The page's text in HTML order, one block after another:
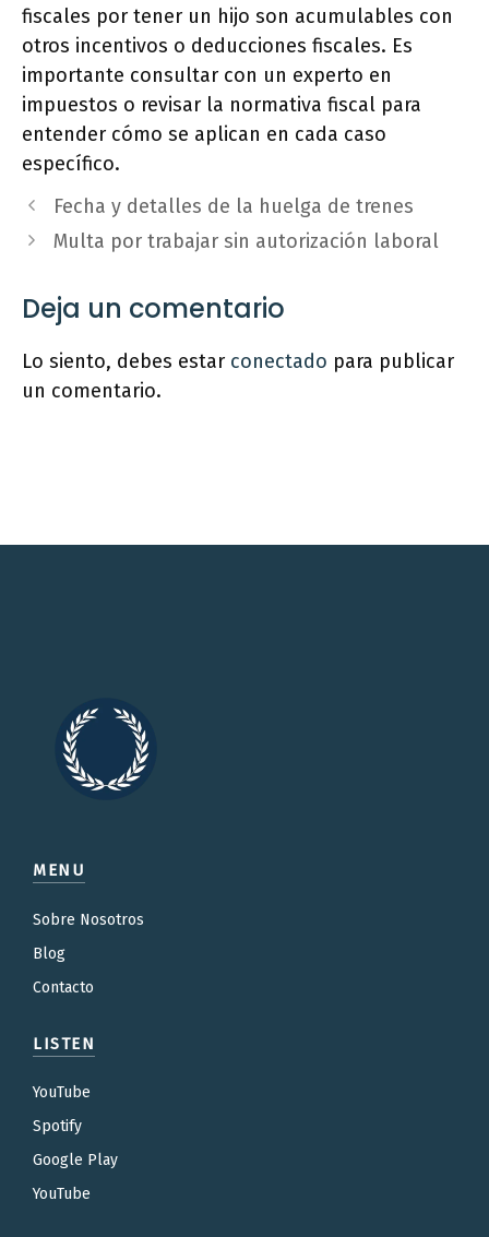
fiscales por tener un hijo son acumulables con
otros incentivos o deducciones fiscales. Es
importante consultar con un experto en
impuestos o revisar la normativa fiscal para
entender cómo se aplican en cada caso
específico.
Fecha y detalles de la huelga de trenes
Multa por trabajar sin autorización laboral
Deja un comentario
Lo siento, debes estar conectado para publicar
un comentario.
MENU
Sobre Nosotros
Blog
Contacto
LISTEN
YouTube
Spotify
Google Play
YouTube